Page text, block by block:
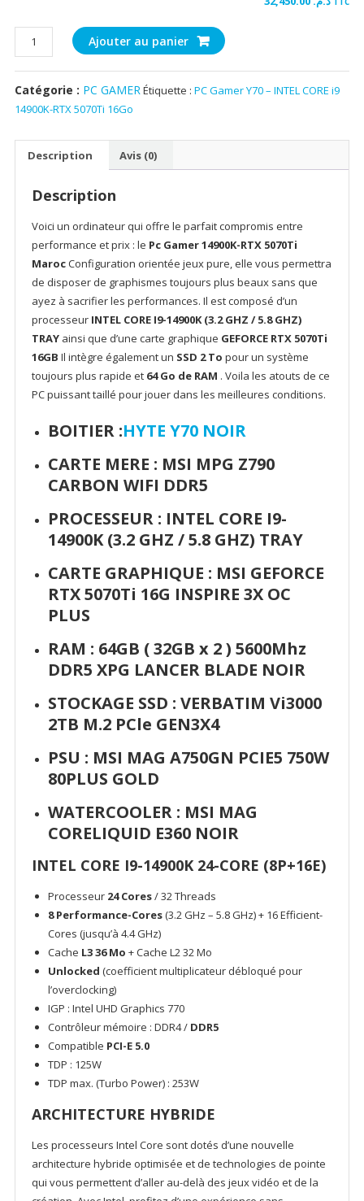
TTC
quantité
de
PC
Gamer
Y70
14900K-
RTX
5070Ti
16Go
Ajouter au panier
Catégorie : PC GAMERÉtiquette : PC Gamer Y70 – INTEL CORE i9
14900K-RTX 5070Ti 16Go
Description Avis (0)
Description
Voici un ordinateur qui offre le parfait compromis entre
performance et prix : le Pc Gamer 14900K-RTX 5070Ti
MarocConfiguration orientée jeux pure, elle vous permettra
de disposer de graphismes toujours plus beaux sans que
ayez à sacrifier les performances. Il est composé d’un
processeur INTEL CORE I9-14900K (3.2 GHZ / 5.8 GHZ)
TRAY ainsi que d’une carte graphique GEFORCE RTX 5070Ti
16GB Il intègre également un SSD 2 To pour un système
toujours plus rapide et 64 Go de RAM . Voila les atouts de ce
PC puissant taillé pour jouer dans les meilleures conditions.
BOITIER :HYTE Y70 NOIR
CARTE MERE : MSI MPG Z790
CARBON WIFI DDR5
PROCESSEUR : INTEL CORE I9-
14900K (3.2 GHZ / 5.8 GHZ) TRAY
CARTE GRAPHIQUE : MSI GEFORCE
RTX 5070Ti 16G INSPIRE 3X OC
PLUS
RAM : 64GB ( 32GB x 2 ) 5600Mhz
DDR5 XPG LANCER BLADE NOIR
STOCKAGE SSD : VERBATIM Vi3000
2TB M.2 PCle GEN3X4
PSU : MSI MAG A750GN PCIE5 750W
80PLUS GOLD
WATERCOOLER : MSI MAG
CORELIQUID E360 NOIR
INTEL CORE I9-14900K 24-CORE (8P+16E)
Processeur 24 Cores/ 32 Threads
8 Performance-Cores(3.2 GHz – 5.8 GHz) + 16 Efficient-
Cores (jusqu’à 4.4 GHz)
Cache L3 36 Mo + Cache L2 32 Mo
Unlocked (coefficient multiplicateur débloqué pour
l’overclocking)
IGP : Intel UHD Graphics 770
Contrôleur mémoire : DDR4 / DDR5
Compatible PCI-E 5.0
TDP : 125W
TDP max. (Turbo Power) : 253W
ARCHITECTURE HYBRIDE
Les processeurs Intel Core sont dotés d’une nouvelle
architecture hybride optimisée et de technologies de pointe
qui vous permettent d’aller au-delà des jeux vidéo et de la